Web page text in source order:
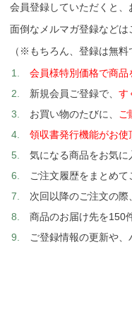
会員登録していただくと、
面倒なメルマガ登録など
（※もちろん、登録は無料
会員様特別価格で商
新規会員ご登録で、 す
お買い物のたびに、
ご
領収書発行機能がお使
気になる商品をお気に
ご注文履歴をまとめ
次回以降のご注文の際
商品のお届け先を150
ご登録情報の更新や、